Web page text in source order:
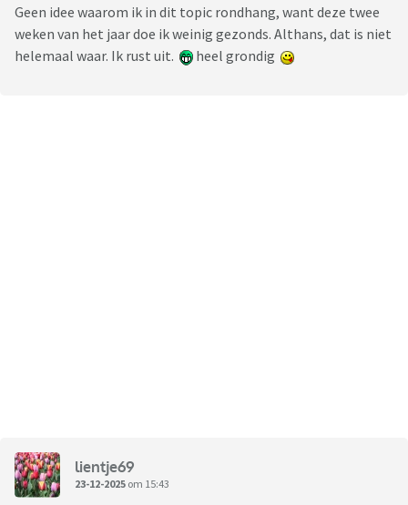
Geen idee waarom ik in dit topic rondhang, want deze twee
weken van het jaar doe ik weinig gezonds. Althans, dat is niet
helemaal waar. Ik rust uit.
heel grondig
lientje69
23-12-2025 om 15:43